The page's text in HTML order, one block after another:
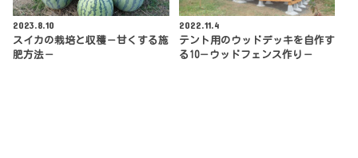
2023.8.10
スイカの栽培と収穫－甘くする施
肥方法－
2022.11.4
テント用のウッドデッキを自作す
る10－ウッドフェンス作り－